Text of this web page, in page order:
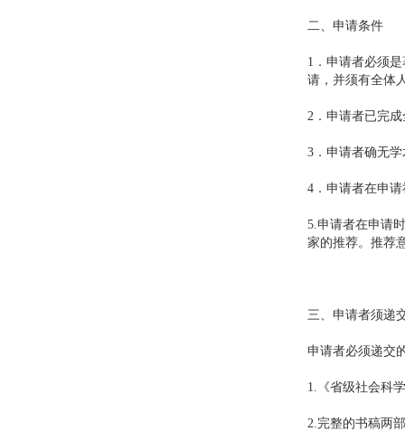
二、申请条件
1．申请者必须
请，并须有全体
2．申请者已完
3．申请者确无
4．申请者在申
5.申请者在申请
家的推荐。推荐
三、申请者须递
申请者必须递交
1.《省级社会科
2.完整的书稿两